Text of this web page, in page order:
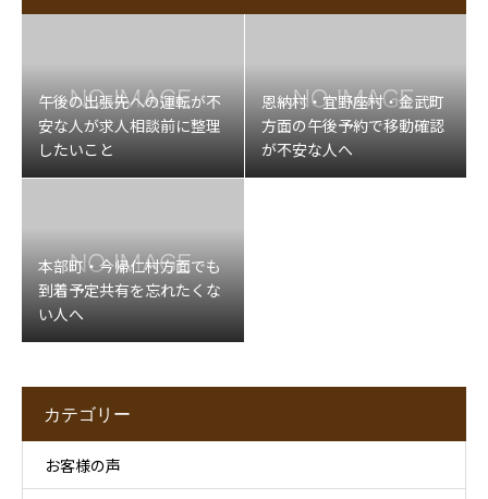
午後の出張先への運転が不
安な人が求人相談前に整理
したいこと
恩納村・宜野座村・金武町
方面の午後予約で移動確認
が不安な人へ
本部町・今帰仁村方面でも
到着予定共有を忘れたくな
い人へ
カテゴリー
お客様の声